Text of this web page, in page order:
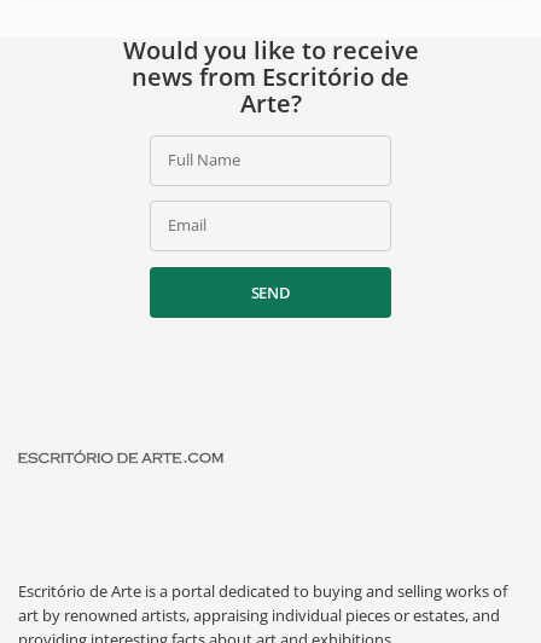
Would you like to receive
news from Escritório de
Arte?
Full Name
Email
SEND
Escritório de Arte is a portal dedicated to buying and selling works of
art by renowned artists, appraising individual pieces or estates, and